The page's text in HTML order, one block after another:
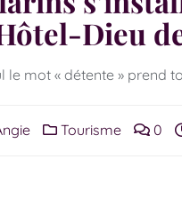
Dieu
le mot « détente » prend
Tourisme 0